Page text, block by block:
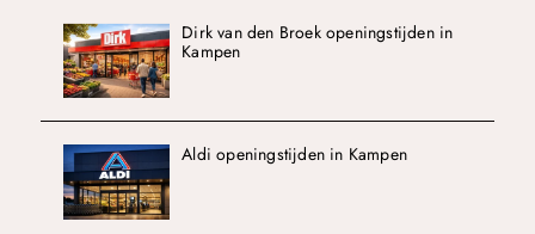
Dirk van den Broek openingstijden in
Kampen
Aldi openingstijden in Kampen